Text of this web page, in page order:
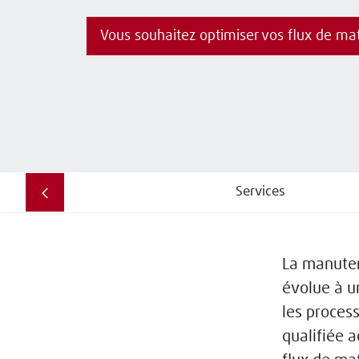
Services
La
évolue à
les
qualifiée